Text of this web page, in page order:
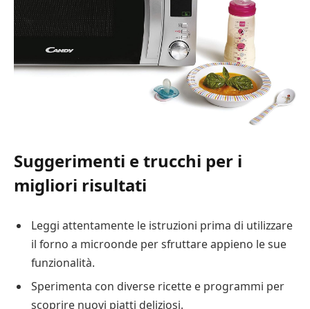
Suggerimenti e trucchi per i
migliori risultati
Leggi attentamente le istruzioni prima di utilizzare
il forno a microonde per sfruttare appieno le sue
funzionalità.
Sperimenta con diverse ricette e programmi per
scoprire nuovi piatti deliziosi.